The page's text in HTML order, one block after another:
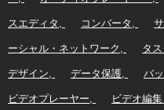
スエディタ コンバータ
ーシャル・ネットワーク タ
デザイン データ保護 バ
ビデオプレーヤー ビデオ編